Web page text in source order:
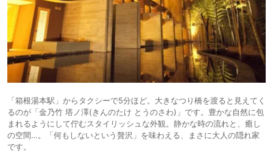
「箱根湯本駅」からタクシーで5分ほど。大きなつり橋を渡ると見えてく
るのが「金乃竹 塔ノ澤(きんのたけ とうのさわ)」です。豊かな自然に包
まれるようにして佇むスタイリッシュな外観。静かな時の流れと、癒し
の空間…。「何もしないという贅沢」を味わえる、まさに大人の隠れ家
です。